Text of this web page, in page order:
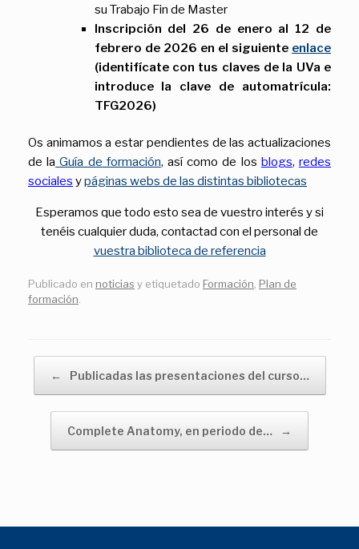
su Trabajo Fin de Master
Inscripción del 26 de enero al 12 de
febrero de 2026 en el siguiente enlace
(identifícate con tus claves de la UVa e
introduce la clave de automatrícula:
TFG2026)
Os animamos a estar pendientes de las actualizaciones
de la Guía de formación, así como de los blogs,redes
sociales ypáginas webs de las distintas bibliotecas
Esperamos que todo esto sea de vuestro interés y si
tenéis cualquier duda, contactad con el personal de
vuestra biblioteca de referencia
Publicado en noticias y etiquetado Formación Plan de
formación
← Publicadas las presentaciones del curso…
Complete Anatomy, en periodo de… →